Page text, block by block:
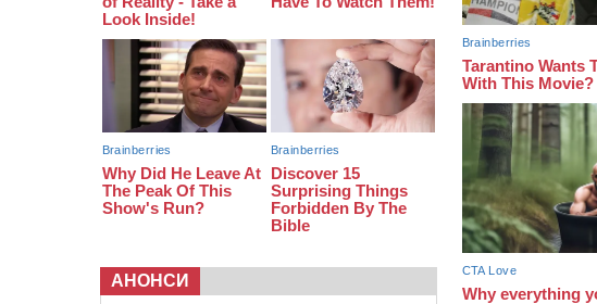
21:13 Вісім медалей, з яких чотири
тріумфували на чемпіонаті України
АНОНСИ